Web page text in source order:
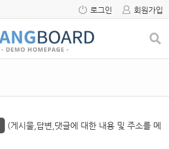
로그인 회원가입
(게시물,답변,댓글에 대한 내용 및 주소를 메